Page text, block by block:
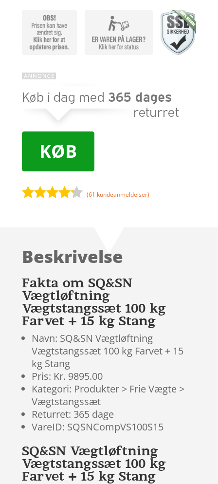
KØB
på
mmelser
(61 kundeanmeldelser)
Beskrivelse
Fakta om SQ&SN
Vægtløftning
Vægtstangssæt 100 kg
Farvet + 15 kg Stang
Navn: SQ&SN Vægtløftning
Vægtstangssæt 100 kg Farvet + 15
kg Stang
Pris: Kr. 9895.00
Kategori: Produkter > Frie Vægte >
Vægtstangssæt
Returret: 365 dage
VareID: SQSNCompVS100S15
SQ&SN Vægtløftning
Vægtstangssæt 100 kg
Farvet + 15 kg Stang